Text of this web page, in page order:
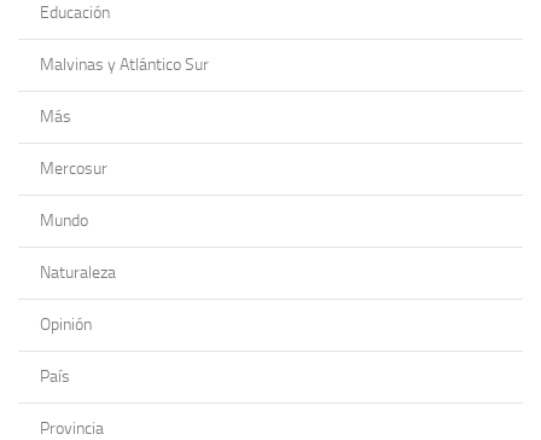
Educación
Malvinas y Atlántico Sur
Más
Mercosur
Mundo
Naturaleza
Opinión
País
Provincia